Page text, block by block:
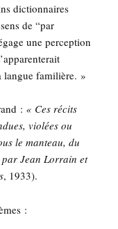
dic­tion­naires
de “par
une per­cep­tion
langue familière. »
: « Ces récits
vio­lées ou
le man­teau, du
par Jean Lor­rain et
, 1933).
: